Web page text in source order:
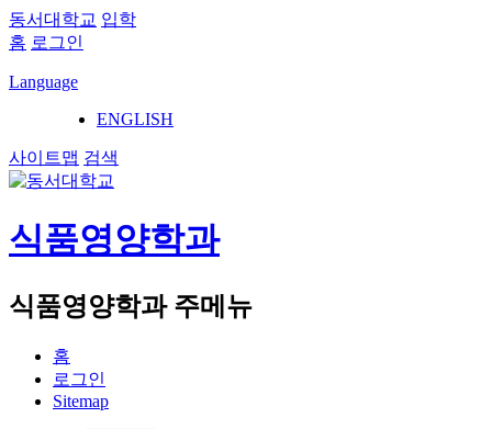
동서대학교 입학
홈 로그인
Language
ENGLISH
사이트맵 검색
식품영양학과
식품영양학과 주메뉴
홈
로그인
Sitemap